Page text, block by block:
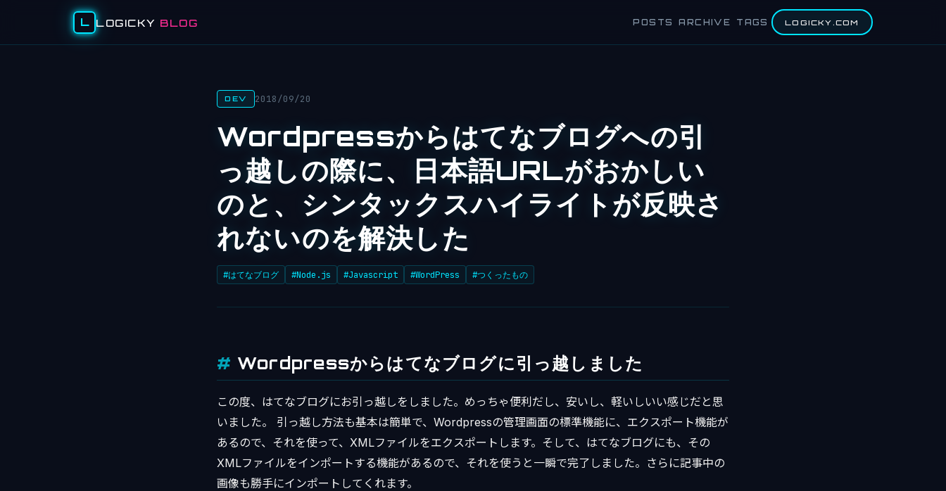
L LOGICKY BLOG POSTS ARCHIVE TAGS LOGICKY.COM
DEV 2018/09/20
Wordpressからはてなブログへの引
っ越しの際に、日本語URLがおかしい
のと、シンタックスハイライトが反映さ
れないのを解決した
#はてなブログ #Node.js #Javascript #WordPress #つくったもの
Wordpressからはてなブログに引っ越しました
この度、はてなブログにお引っ越しをしました。めっちゃ便利だし、安いし、軽いしいい感じだと思
いました。 引っ越し方法も基本は簡単で、Wordpressの管理画面の標準機能に、エクスポート機能が
あるので、それを使って、XMLファイルをエクスポートします。そして、はてなブログにも、その
XMLファイルをインポートする機能があるので、それを使うと一瞬で完了しました。さらに記事中の
画像も勝手にインポートしてくれます。